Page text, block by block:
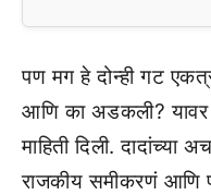
पण मग हे दोन्ही गट
आणि का अडकली?
माहिती दिली. दादांच्या
राजकीय समीकरणं आणि